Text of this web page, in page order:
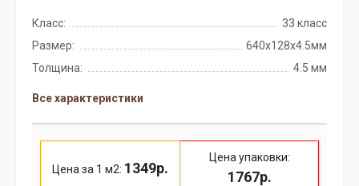
Класс:
33 класс
Размер:
640х128х4.5мм
Толщина:
4.5 мм
Все характеристики
Цена за 1 м2: 1349р.
Цена упаковки:
1767р.